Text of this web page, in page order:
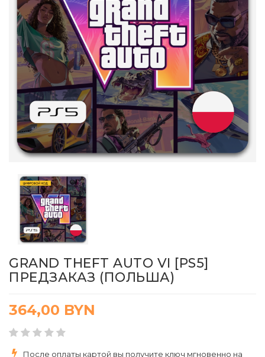
GRAND THEFT AUTO VI [PS5]
ПРЕДЗАКАЗ (ПОЛЬША)
364,00 BYN
После оплаты картой вы получите ключ мгновенно на